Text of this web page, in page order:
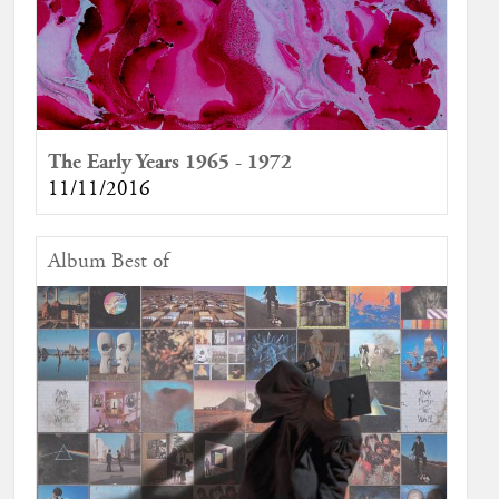
The Early Years 1965 - 1972
11/11/2016
Album Best of